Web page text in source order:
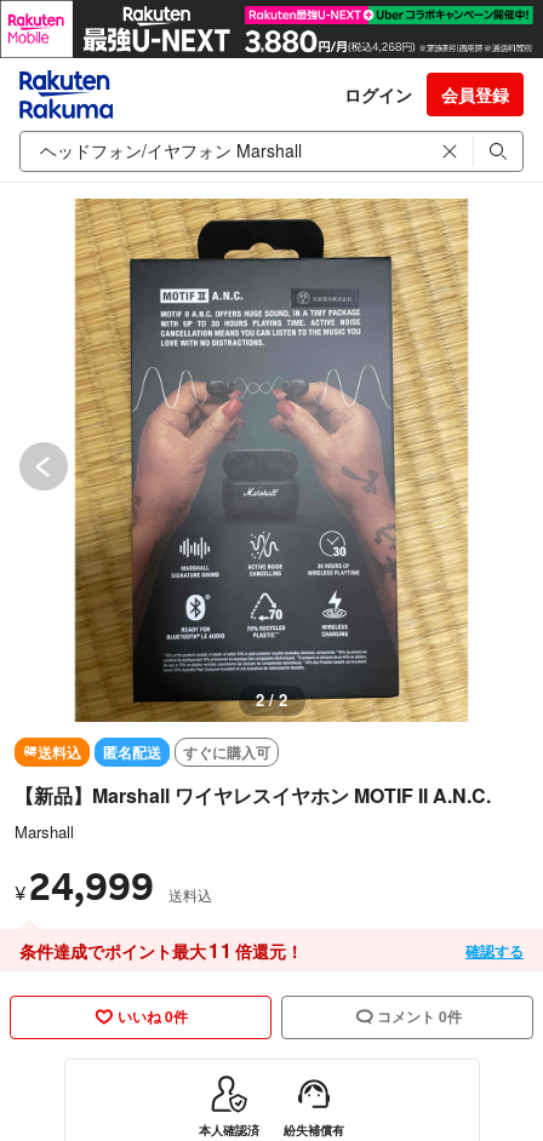
ログイン 会員登録
2 / 2
送料込 匿名配送 すぐに購入可
【新品】Marshall ワイヤレスイヤホン MOTIF II A.N.C.
Marshall
¥ 24,999 送料込
条件達成でポイント最大11 倍還元！ 確認する
いいね 0件 コメント 0件
本人確認済 紛失補償有